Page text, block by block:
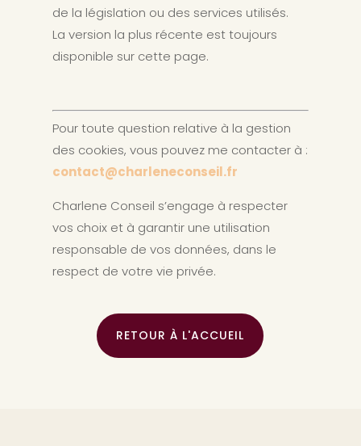
de la législation ou des services utilisés.
La version la plus récente est toujours
disponible sur cette page.
Pour toute question relative à la gestion
des cookies, vous pouvez me contacter à :
contact@charleneconseil.fr
Charlene Conseil s’engage à respecter
vos choix et à garantir une utilisation
responsable de vos données, dans le
respect de votre vie privée.
RETOUR À L'ACCUEIL